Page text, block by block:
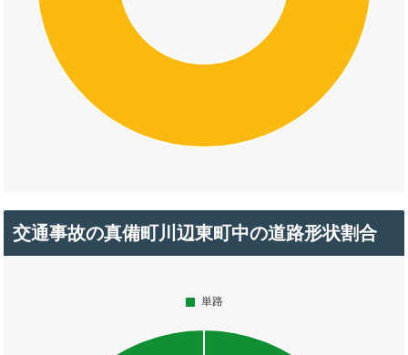
交通事故の真備町川辺東町中の道路形状割合